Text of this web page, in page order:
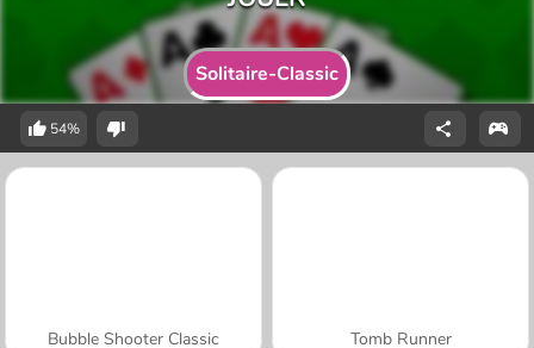
Solitaire-Classic
54%
Bubble Shooter Classic Tomb Runner